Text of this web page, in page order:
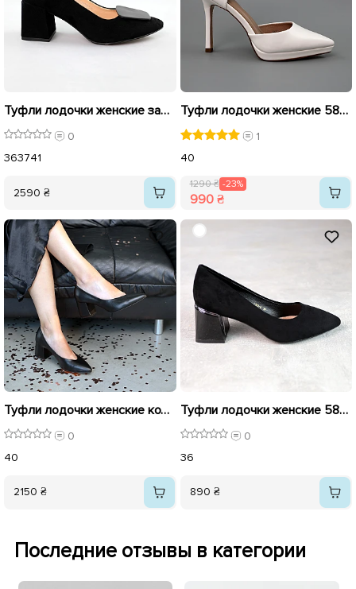
Туфли лодочки женские замшевые 586634 Черные
0
363741
2590 ₴
Туфли лодочки женские 589908 Белые распродажа
1
40
1290 ₴ -23%
990 ₴
Туфли лодочки женские кожаные 586635 Черные
0
40
2150 ₴
Туфли лодочки женские 588219 Черные
0
36
890 ₴
Последние отзывы в категории